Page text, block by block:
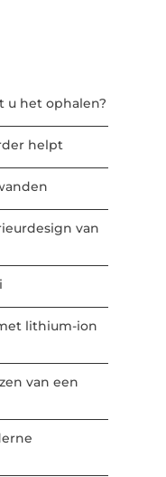
u het ophalen?
helpt
van
lithium-ion
van een